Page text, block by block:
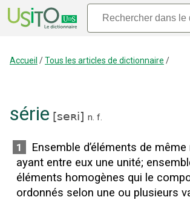
Accueil /Tous les articles de dictionnaire /
série [seʀi] n. f.
1
Ensemble d’éléments de
ayant entre eux une unité;
éléments homogènes qui le
ordonnés selon une ou plusieurs